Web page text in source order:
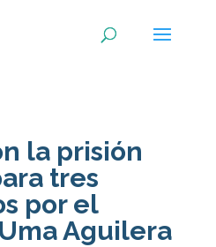
la prisión
tres
por el
Aguilera